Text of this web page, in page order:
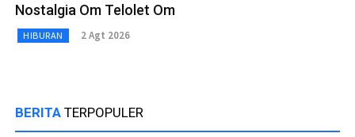
Nostalgia Om Telolet Om
HIBURAN 2 Agt 2026
BERITA TERPOPULER